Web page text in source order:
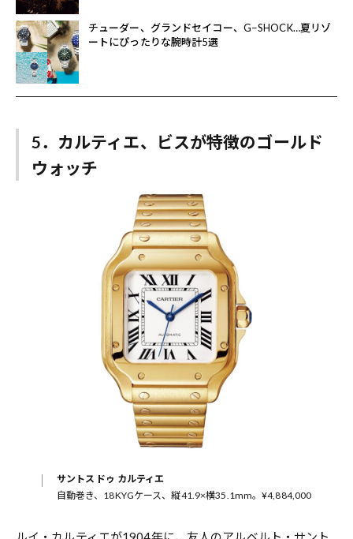
チューダー、グランドセイコー、G−SHOCK…夏リゾ
ートにぴったりな腕時計5選
5．カルティエ、ビスが特徴のゴールド
ウォッチ
サントス ドゥ カルティエ
自動巻き、18KYGケース、縦41.9×横35.1mm。¥4,884,000